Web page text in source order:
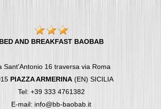
BED AND BREAKFAST BAOBAB
Sant'Antonio 16 traversa via Roma
PIAZZA ARMERINA (EN) SICILIA
Tel: +39 333 4761382
E-mail: info@bb-baobab.it